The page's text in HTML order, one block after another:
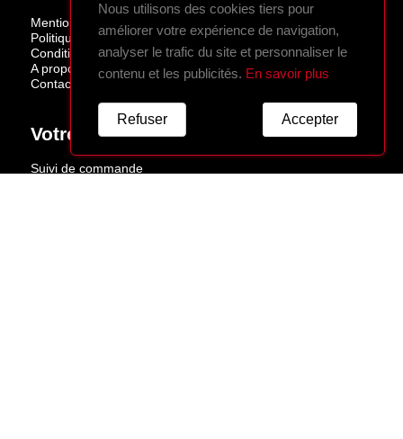
Mentions légales
Politique de confidentialité
Conditions de vente
A propos
Contactez-nous
Votre Compte
Suivi de commande
Nous utilisons des cookies tiers pour
améliorer votre expérience de navigation,
analyser le trafic du site et personnaliser le
contenu et les publicités. En savoir plus
Accepter
Refuser